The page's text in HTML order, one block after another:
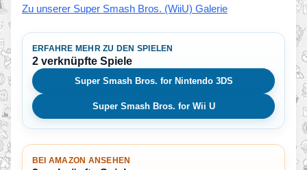
Zu unserer Super Smash Bros. (WiiU) Galerie
ERFAHRE MEHR ZU DEN SPIELEN
2 verknüpfte Spiele
Super Smash Bros. for Nintendo 3DS
Super Smash Bros. for Wii U
BEI AMAZON ANSEHEN